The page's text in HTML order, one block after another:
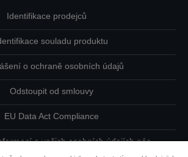
Identifikace prodejců
souladu produktu
o ochraně osobních údajů
Odstoupit od smlouvy
EU Data Act Compliance
o vašich osobních údajích nás
kontaktujte